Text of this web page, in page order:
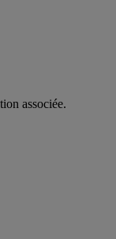
associée.